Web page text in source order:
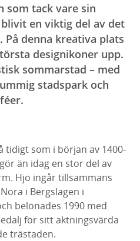
som tack vare sin
en viktig del av det
På denna kreativa plats
designikoner upp.
sommarstad – med
stadspark och
tidigt som i början av 1400-
än idag en stor del av
Hjo ingår tillsammans
i Bergslagen i
belönades 1990 med
för sitt aktningsvärda
trästaden.